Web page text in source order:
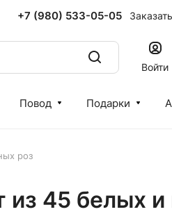
+7 (980) 533-05-05
Войти
Повод Подарки
роз
из 45 белых